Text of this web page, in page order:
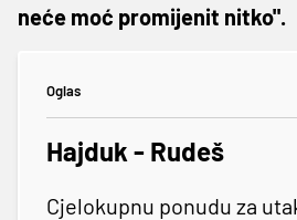
neće moć promijenit nitko".
Oglas
Hajduk - Rudeš
Cjelokupnu ponudu za